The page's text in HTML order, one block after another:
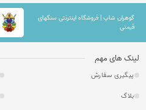
گوهران شاپ | فروشگاه اینترنتی سنگهای
قیمتی
لینک های مهم
پیگیری سفارش
بلاگ